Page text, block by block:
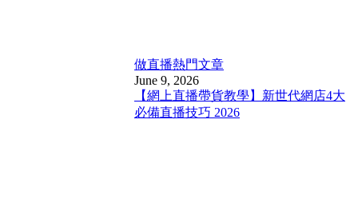
做直播熱門文章
June 9, 2026
【網上直播帶貨教學】新世代網店4大
必備直播技巧 2026